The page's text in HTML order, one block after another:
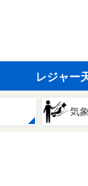
レジャー
気